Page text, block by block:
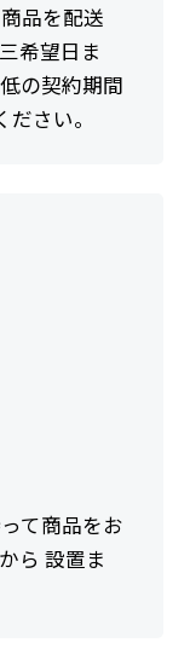
品を配送
希望日ま
の契約期間
さい。
て商品をお
ら 設置ま